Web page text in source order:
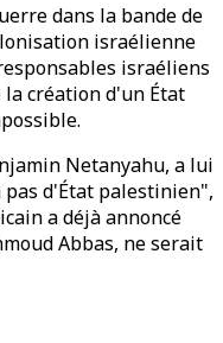
dans la bande de
israélienne
israéliens
la création d'un État
Netanyahu, a lui
d'État palestinien",
a déjà annoncé
Abbas, ne serait